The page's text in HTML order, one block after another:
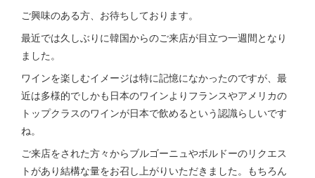
ご興味のある方、お待ちしております。
最近では久しぶりに韓国からのご来店が目立つ一週間となり
ました。
ワインを楽しむイメージは特に記憶になかったのですが、最
近は多様的でしかも日本のワインよりフランスやアメリカの
トップクラスのワインが日本で飲めるという認識らしいです
ね。
ご来店をされた方々からブルゴーニュやボルドーのリクエス
トがあり結構な量をお召し上がりいただきました。もちろん